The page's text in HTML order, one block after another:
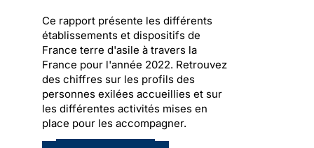
Ce rapport présente les différents
établissements et dispositifs de
France terre d'asile à travers la
France pour l'année 2022. Retrouvez
des chiffres sur les profils des
personnes exilées accueillies et sur
les différentes activités mises en
place pour les accompagner.